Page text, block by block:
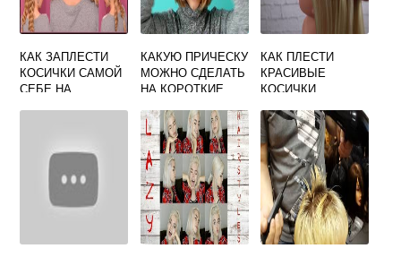
КАК ЗАПЛЕСТИ
КОСИЧКИ САМОЙ
СЕБЕ НА
КАКУЮ ПРИЧЕСКУ
МОЖНО СДЕЛАТЬ
НА КОРОТКИЕ
СВАДЬБУ
КАК ПЛЕСТИ
КРАСИВЫЕ
КОСИЧКИ